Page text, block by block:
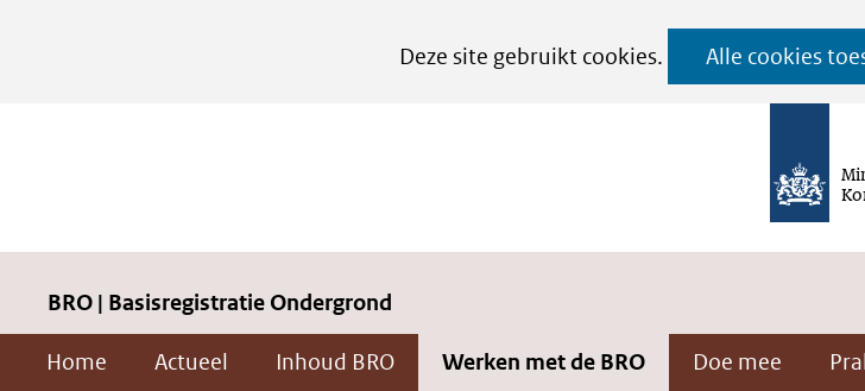
Deze site gebruikt cookies.
van
cookies
op
deze
Alle cookies
Ga
de
BRO | Basisregistratie Ondergrond
Home Actueel Inhoud BRO Werken met de BRO Doe mee